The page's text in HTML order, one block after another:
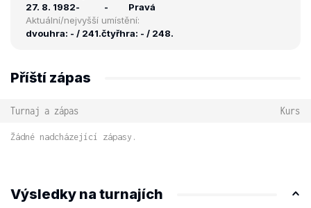
27. 8. 1982-
-
Pravá
Aktuální/nejvyšší umístění:
dvouhra: - / 241.čtyřhra: - / 248.
Příští zápas
Turnaj a zápas Kurs
Žádné nadcházející zápasy.
Výsledky na turnajích